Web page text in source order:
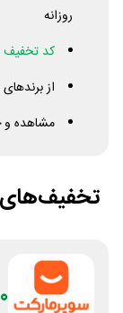
روزانه
کد
از
مشاهده و